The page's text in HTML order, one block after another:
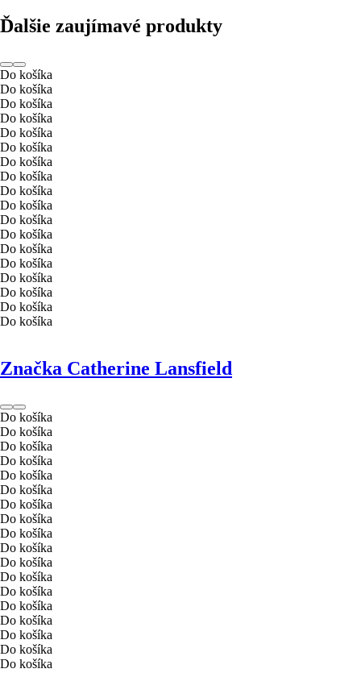
Ďalšie zaujímavé produkty
Do košíka
Do košíka
Do košíka
Do košíka
Do košíka
Do košíka
Do košíka
Do košíka
Do košíka
Do košíka
Do košíka
Do košíka
Do košíka
Do košíka
Do košíka
Do košíka
Do košíka
Do košíka
Značka Catherine Lansfield
Do košíka
Do košíka
Do košíka
Do košíka
Do košíka
Do košíka
Do košíka
Do košíka
Do košíka
Do košíka
Do košíka
Do košíka
Do košíka
Do košíka
Do košíka
Do košíka
Do košíka
Do košíka